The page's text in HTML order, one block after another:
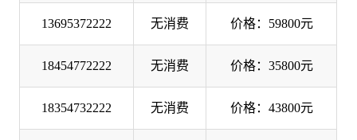
13695372222 无消费 价格：59800元
18454772222 无消费 价格：35800元
18354732222 无消费 价格：43800元